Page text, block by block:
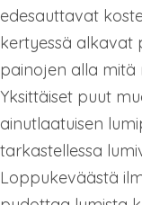
edesauttavat
kertyessä alkavat
painojen alla mitä
Yksittäiset puut
ainutlaatuisen
tarkastellessa
Loppukeväästä